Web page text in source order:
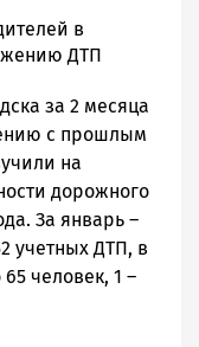
в
ДТП
за 2 месяца
с прошлым
на
дорожного
За январь –
учетных ДТП, в
человек, 1 –